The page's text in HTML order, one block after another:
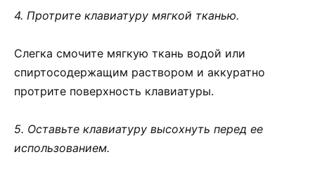
4. Протрите клавиатуру мягкой тканью.
Слегка смочите мягкую ткань водой или
спиртосодержащим раствором и аккуратно
протрите поверхность клавиатуры.
5. Оставьте клавиатуру высохнуть перед ее
использованием.